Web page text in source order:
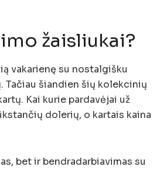
žaisliukai?
vakarienę su nostalgišku
Tačiau šiandien šių kolekcinių
Kai kurie pardavėjai už
dolerių, o kartais kaina
bet ir bendradarbiavimas su